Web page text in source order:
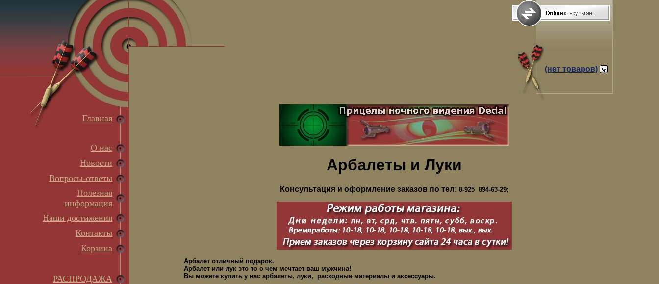
Главная
О нас
Новости
Вопросы-ответы
Полезная
информация
Наши достижения
Контакты
Корзина
РАСПРОДАЖА
(нет товаров)
Арбалеты и Луки
Консультация и оформление заказов по тел: 8-925 894-63-29;
Арбалет отличный подарок.
Арбалет или лук это то о чем мечтает ваш мужчина!
Вы можете купить у нас арбалеты, луки, расходные материалы и аксессуары.